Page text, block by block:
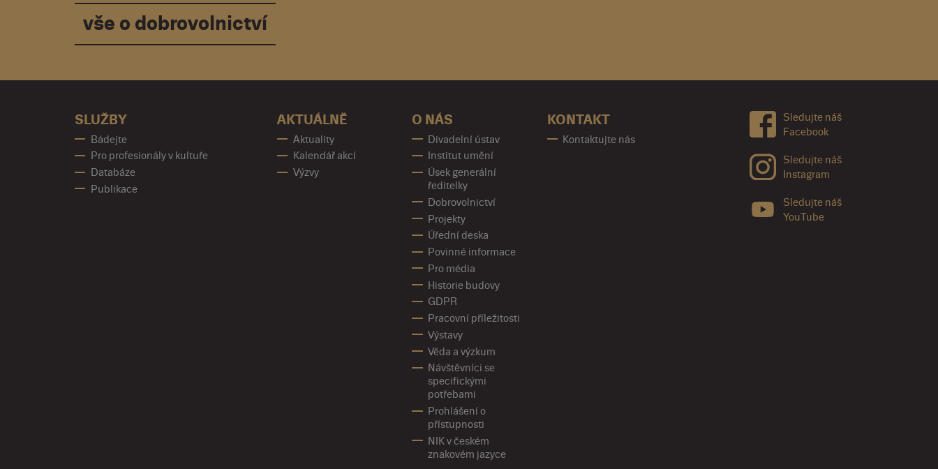
vše o dobrovolnictví
SLUŽBY
Bádejte
Pro profesionály v kultuře
Databáze
Publikace
AKTUÁLNĚ
Aktuality
Kalendář akcí
Výzvy
O NÁS
Divadelní ústav
Institut umění
Úsek generální
ředitelky
Dobrovolnictví
Projekty
Úřední deska
Povinné informace
Pro média
Historie budovy
GDPR
Pracovní příležitosti
Výstavy
Věda a výzkum
Návštěvníci se
specifickými
potřebami
Prohlášení o
přístupnosti
NIK v českém
znakovém jazyce
KONTAKT
Kontaktujte nás
Sledujte náš
Facebook
Sledujte náš
Instagram
Sledujte náš
YouTube